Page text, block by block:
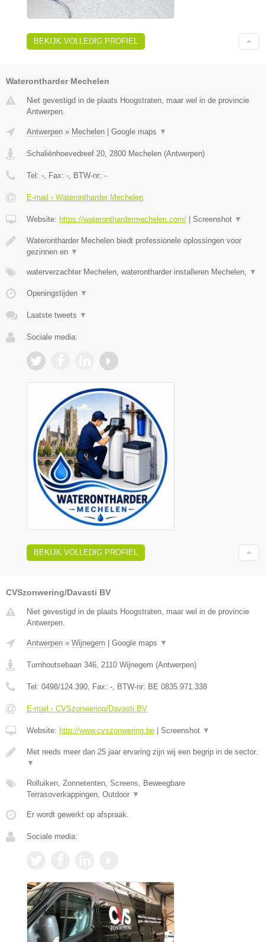
BEKIJK VOLLEDIG PROFIEL
Waterontharder Mechelen
Niet gevestigd in de plaats Hoogstraten, maar wel in de provincie
Antwerpen.
Antwerpen » Mechelen Google maps ▼
Schaliënhoevedreef 20, 2800 Mechelen (Antwerpen)
Tel: -, Fax: -, BTW-nr: -
E-mail › Waterontharder Mechelen
Website: https://wateronthardermechelen.com/ Screenshot ▼
Waterontharder Mechelen biedt professionele oplossingen voor
gezinnen en ▼
waterverzachter Mechelen, waterontharder installeren Mechelen, ▼
Openingstijden ▼
Laatste tweets ▼
Sociale media:
BEKIJK VOLLEDIG PROFIEL
CVSzonwering/Davasti BV
Niet gevestigd in de plaats Hoogstraten, maar wel in de provincie
Antwerpen.
Antwerpen » Wijnegem Google maps ▼
Turnhoutsebaan 346, 2110 Wijnegem (Antwerpen)
Tel: 0498/124.390, Fax: -, BTW-nr: BE 0835.971.338
E-mail › CVSzonwering/Davasti BV
Website: http://www.cvszonwering.be Screenshot ▼
Met reeds meer dan 25 jaar ervaring zijn wij een begrip in de sector.
▼
Rolluiken, Zonnetenten, Screens, Beweegbare
Terrasoverkappingen, Outdoor ▼
Er wordt gewerkt op afspraak.
Sociale media: